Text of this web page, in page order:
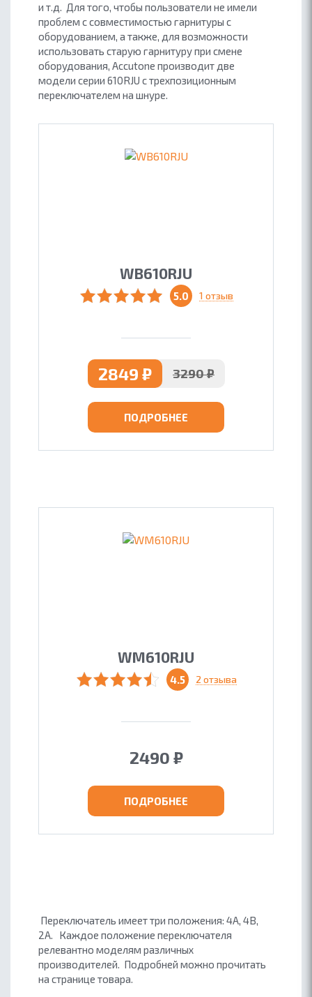
и т.д. Для того, чтобы пользователи не имели
проблем с совместимостью гарнитуры с
оборудованием, а также, для возможности
использовать старую гарнитуру при смене
оборудования, Accutone производит две
модели серии 610RJU с трехпозиционным
переключателем на шнуре.
WB610RJU
5.0 1 отзыв
2849 ₽ 3290₽
ПОДРОБНЕЕ
WM610RJU
4.5 2 отзыва
2490 ₽
ПОДРОБНЕЕ
Переключатель имеет три положения: 4A, 4B,
2A. Каждое положение переключателя
релевантно моделям различных
производителей. Подробней можно прочитать
на странице товара.